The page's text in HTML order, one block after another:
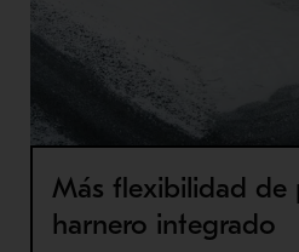
Más flexibilidad de
harnero integrado